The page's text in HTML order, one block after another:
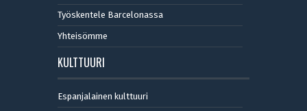
Työskentele Barcelonassa
Yhteisömme
KULTTUURI
Espanjalainen kulttuuri